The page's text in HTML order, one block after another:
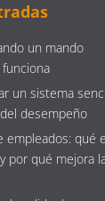
un mando
un sistema
desempeño
empleados: qué
por qué mejora